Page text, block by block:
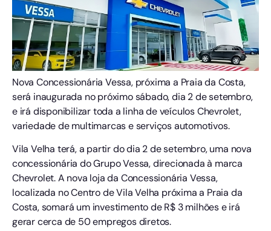
Nova Concessionária Vessa, próxima a Praia da Costa,
será inaugurada no próximo sábado, dia 2 de setembro,
e irá disponibilizar toda a linha de veículos Chevrolet,
variedade de multimarcas e serviços automotivos.
Vila Velha terá, a partir do dia 2 de setembro, uma nova
concessionária do Grupo Vessa, direcionada à marca
Chevrolet. A nova loja da Concessionária Vessa,
localizada no Centro de Vila Velha próxima a Praia da
Costa, somará um investimento de R$ 3 milhões e irá
gerar cerca de 50 empregos diretos.